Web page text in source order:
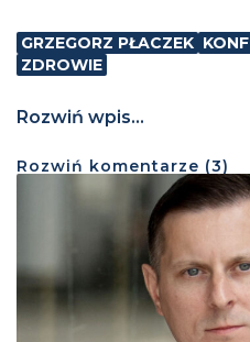
GRZEGORZ PŁACZEK
ZDROWIE
Rozwiń wpis...
Rozwiń komentarze (3)